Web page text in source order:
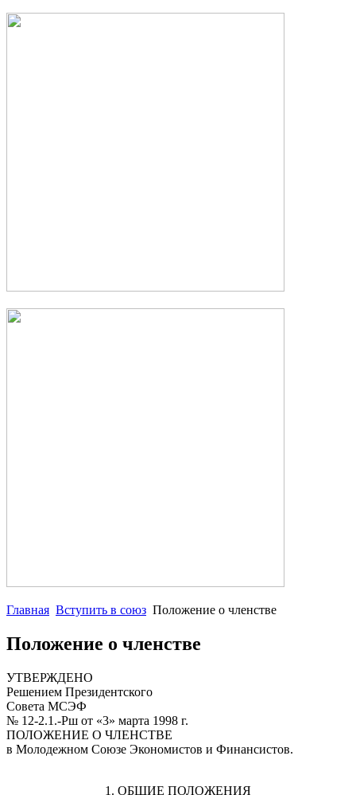
Главная Вступить в союз Положение о членстве
Положение о членстве
УТВЕРЖДЕНО
Решением Президентского
Совета МСЭФ
№ 12-2.1.-Рш от «3» марта 1998 г.
ПОЛОЖЕНИЕ О ЧЛЕНСТВЕ
в Молодежном Союзе Экономистов и Финансистов.
1. ОБЩИЕ ПОЛОЖЕНИЯ